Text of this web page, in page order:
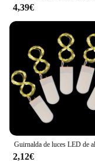
4,39€
2,12€